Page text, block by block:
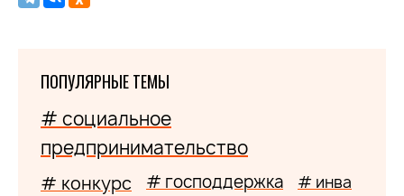
ПОПУЛЯРНЫЕ ТЕМЫ
# социальное
предпринимательство
# конкурс # господдержка # инва